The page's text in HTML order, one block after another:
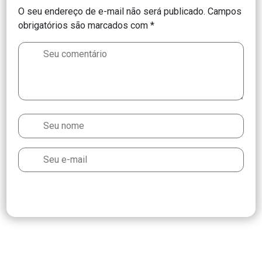
O seu endereço de e-mail não será publicado. Campos
obrigatórios são marcados com*